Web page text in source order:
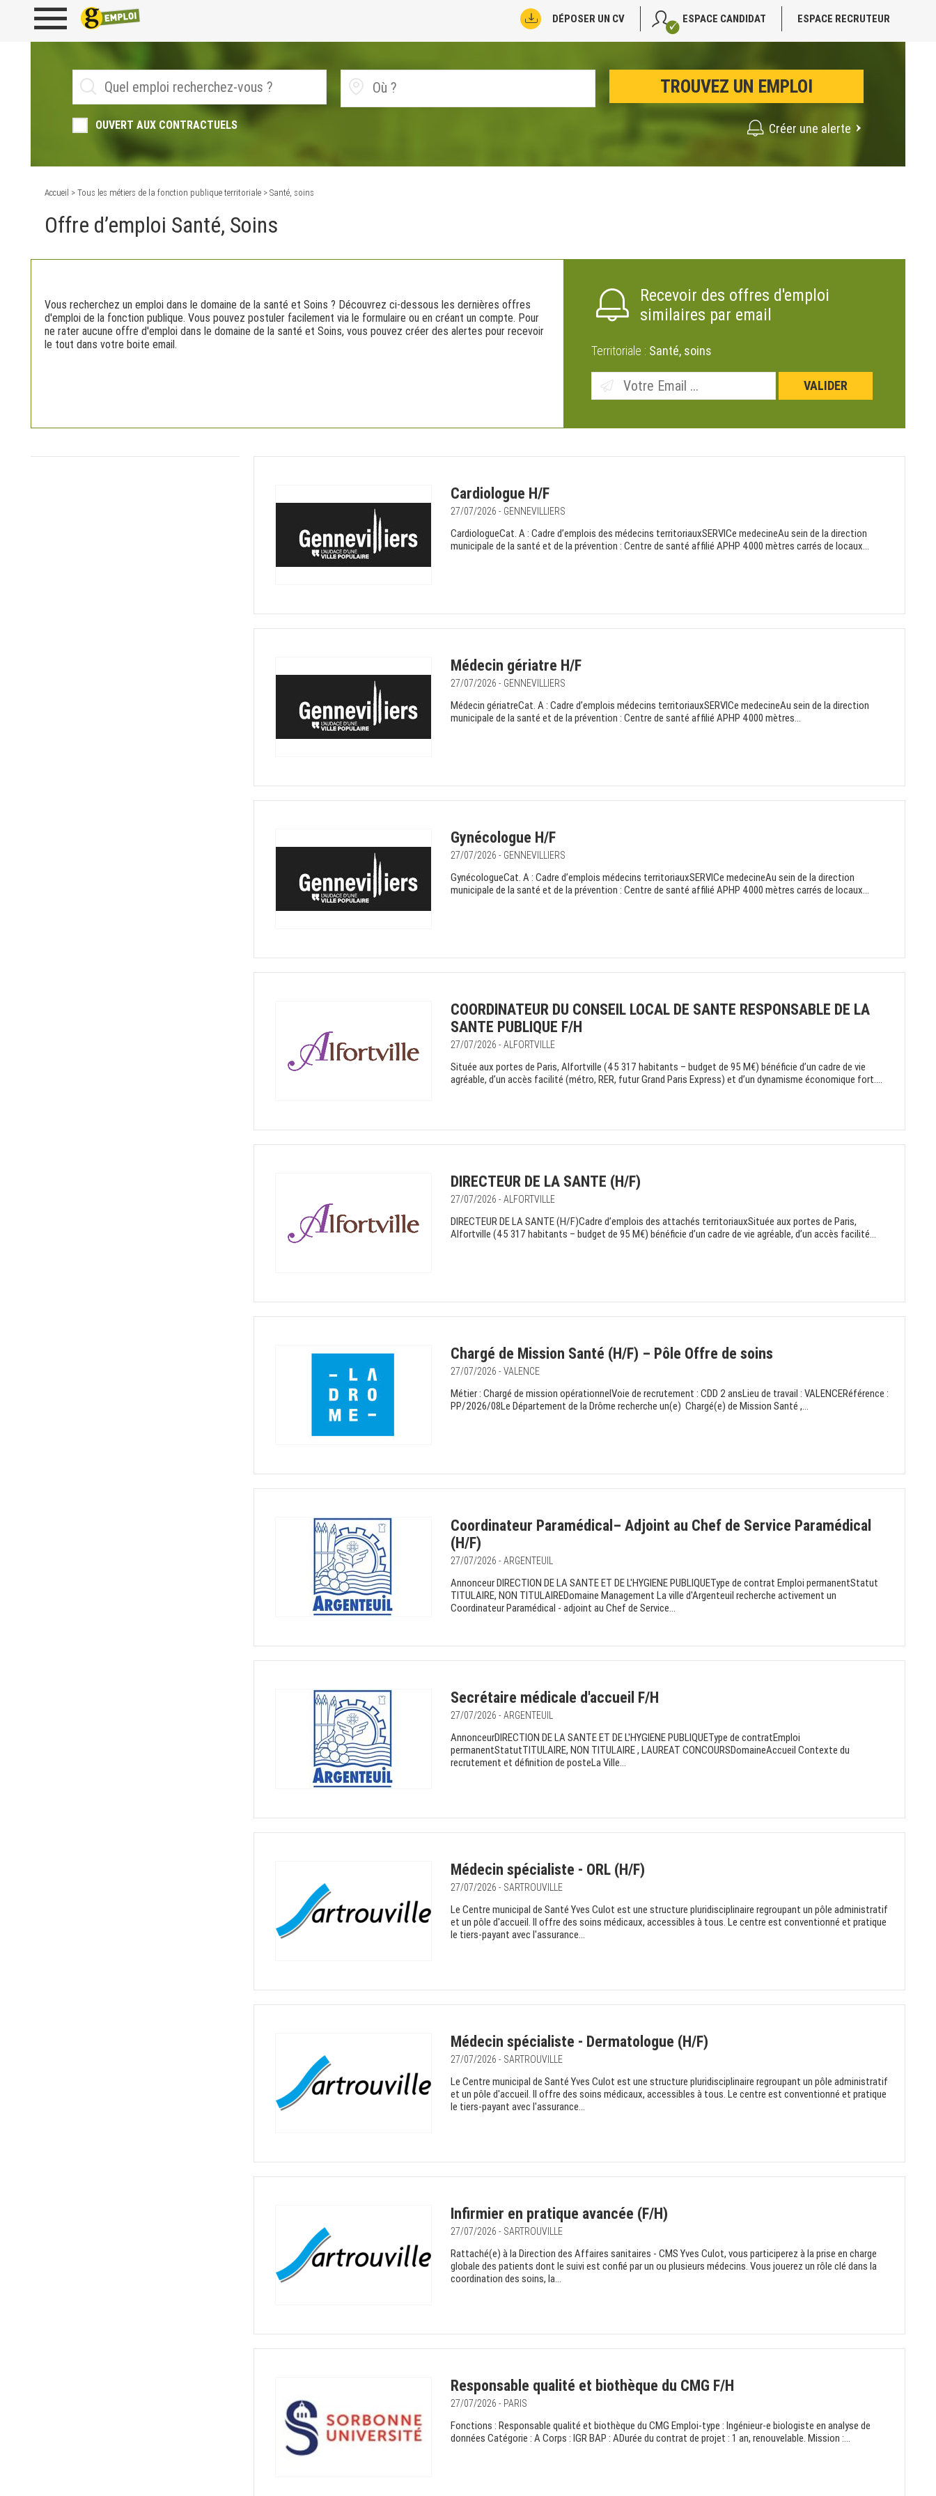
DÉPOSER UN CV ESPACE CANDIDAT ESPACE RECRUTEUR
OUVERT AUX CONTRACTUELS Créer une alerte
Accueil > Tous les métiers de la fonction publique territoriale > Santé, soins
Offre d’emploi Santé, Soins
Vous recherchez un emploi dans le domaine de la santé et Soins ? Découvrez ci-dessous les dernières offres
d'emploi de la fonction publique. Vous pouvez postuler facilement via le formulaire ou en créant un compte. Pour
ne rater aucune offre d'emploi dans le domaine de la santé et Soins, vous pouvez créer des alertes pour recevoir
le tout dans votre boite email.
Recevoir des offres d'emploi
similaires par email
Territoriale : Santé, soins
Cardiologue H/F
27/07/2026 - GENNEVILLIERS
CardiologueCat. A : Cadre d’emplois des médecins territoriauxSERVICe medecineAu sein de la direction
municipale de la santé et de la prévention : Centre de santé affilié APHP 4000 mètres carrés de locaux...
Médecin gériatre H/F
27/07/2026 - GENNEVILLIERS
Médecin gériatreCat. A : Cadre d’emplois médecins territoriauxSERVICe medecineAu sein de la direction
municipale de la santé et de la prévention : Centre de santé affilié APHP 4000 mètres...
Gynécologue H/F
27/07/2026 - GENNEVILLIERS
GynécologueCat. A : Cadre d’emplois médecins territoriauxSERVICe medecineAu sein de la direction
municipale de la santé et de la prévention : Centre de santé affilié APHP 4000 mètres carrés de locaux...
COORDINATEUR DU CONSEIL LOCAL DE SANTE RESPONSABLE DE LA
SANTE PUBLIQUE F/H
27/07/2026 - ALFORTVILLE
Située aux portes de Paris, Alfortville (45 317 habitants – budget de 95 M€) bénéficie d’un cadre de vie
agréable, d’un accès facilité (métro, RER, futur Grand Paris Express) et d’un dynamisme économique fort....
DIRECTEUR DE LA SANTE (H/F)
27/07/2026 - ALFORTVILLE
DIRECTEUR DE LA SANTE (H/F)Cadre d’emplois des attachés territoriauxSituée aux portes de Paris,
Alfortville (45 317 habitants – budget de 95 M€) bénéficie d’un cadre de vie agréable, d’un accès facilité...
Chargé de Mission Santé (H/F) – Pôle Offre de soins
27/07/2026 - VALENCE
Métier : Chargé de mission opérationnelVoie de recrutement : CDD 2 ansLieu de travail : VALENCERéférence :
PP/2026/08Le Département de la Drôme recherche un(e) Chargé(e) de Mission Santé ,...
Coordinateur Paramédical– Adjoint au Chef de Service Paramédical
(H/F)
27/07/2026 - ARGENTEUIL
Annonceur DIRECTION DE LA SANTE ET DE L'HYGIENE PUBLIQUEType de contrat Emploi permanentStatut
TITULAIRE, NON TITULAIREDomaine Management La ville d'Argenteuil recherche activement un
Coordinateur Paramédical - adjoint au Chef de Service...
Secrétaire médicale d'accueil F/H
27/07/2026 - ARGENTEUIL
AnnonceurDIRECTION DE LA SANTE ET DE L'HYGIENE PUBLIQUEType de contratEmploi
permanentStatutTITULAIRE, NON TITULAIRE , LAUREAT CONCOURSDomaineAccueil Contexte du
recrutement et définition de posteLa Ville...
Médecin spécialiste - ORL (H/F)
27/07/2026 - SARTROUVILLE
Le Centre municipal de Santé Yves Culot est une structure pluridisciplinaire regroupant un pôle administratif
et un pôle d'accueil. Il offre des soins médicaux, accessibles à tous. Le centre est conventionné et pratique
le tiers-payant avec l'assurance...
Médecin spécialiste - Dermatologue (H/F)
27/07/2026 - SARTROUVILLE
Le Centre municipal de Santé Yves Culot est une structure pluridisciplinaire regroupant un pôle administratif
et un pôle d'accueil. Il offre des soins médicaux, accessibles à tous. Le centre est conventionné et pratique
le tiers-payant avec l'assurance...
Infirmier en pratique avancée (F/H)
27/07/2026 - SARTROUVILLE
Rattaché(e) à la Direction des Affaires sanitaires - CMS Yves Culot, vous participerez à la prise en charge
globale des patients dont le suivi est confié par un ou plusieurs médecins. Vous jouerez un rôle clé dans la
coordination des soins, la...
Responsable qualité et biothèque du CMG F/H
27/07/2026 - PARIS
Fonctions : Responsable qualité et biothèque du CMG Emploi-type : Ingénieur-e biologiste en analyse de
données Catégorie : A Corps : IGR BAP : ADurée du contrat de projet : 1 an, renouvelable. Mission :...